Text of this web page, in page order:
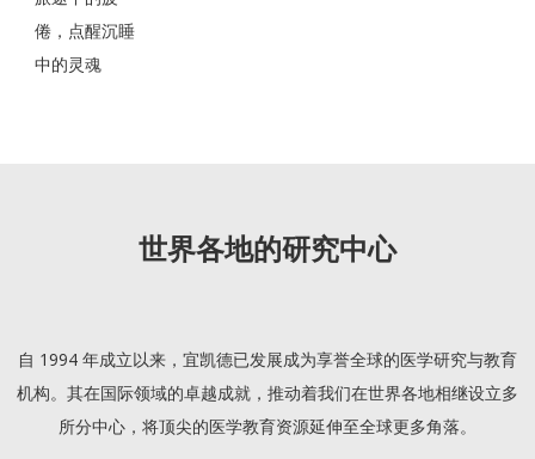
倦，点醒沉睡
中的灵魂
世界各地的研究中心
自 1994 年成立以来，宜凯德已发展成为享誉全球的医学研究与教育
机构。其在国际领域的卓越成就，推动着我们在世界各地相继设立多
所分中心，将顶尖的医学教育资源延伸至全球更多角落。